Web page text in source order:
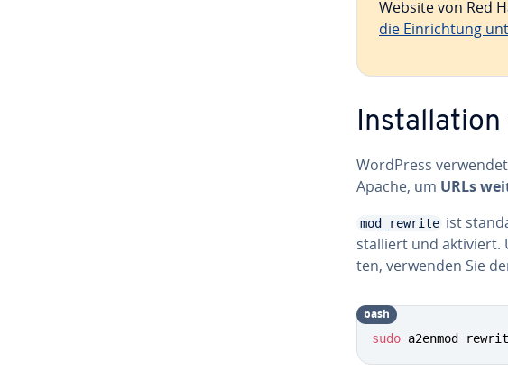
Website von Red
die Ein­rich­tung
In­stal­la­ti­on
WordPress
Apache, um URLs
mod_rewrite ist
stal­liert und aktiviert.
ten, verwenden Sie
sudo a2enmod
bash